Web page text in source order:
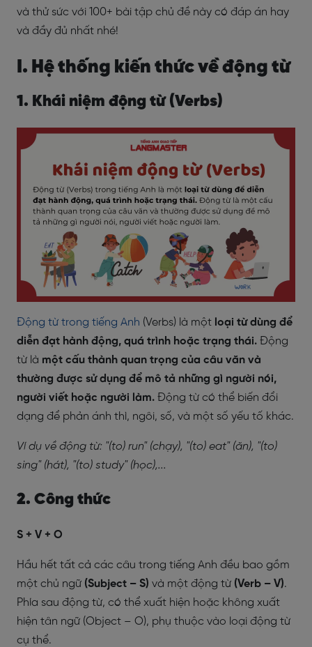
và thử sức với 100+ bài tập chủ đề này có đáp án hay
và đầy đủ nhất nhé!
I. Hệ thống kiến thức về động từ
1. Khái niệm động từ (Verbs)
Động từ trong tiếng Anh (Verbs) là một loại từ dùng để
diễn đạt hành động, quá trình hoặc trạng thái. Động
từ là một cấu thành quan trọng của câu văn và
thường được sử dụng để mô tả những gì người nói,
người viết hoặc người làm. Động từ có thể biến đổi
dạng để phản ánh thì, ngôi, số, và một số yếu tố khác.
Ví dụ về động từ: "(to) run" (chạy), "(to) eat" (ăn), "(to)
sing" (hát), "(to) study" (học),...
2. Công thức
S + V + O
Hầu hết tất cả các câu trong tiếng Anh đều bao gồm
một chủ ngữ (Subject – S) và một động từ (Verb – V).
Phía sau động từ, có thể xuất hiện hoặc không xuất
hiện tân ngữ (Object – O), phụ thuộc vào loại động từ
cụ thể.